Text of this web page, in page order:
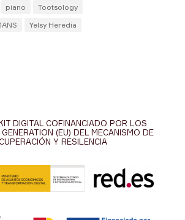
piano
Tootsology
Yelsy Heredia
DIGITAL COFINANCIADO POR LOS
(EU) DEL MECANISMO DE
Y RESILENCIA